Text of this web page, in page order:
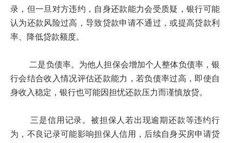
录，但一旦对方违约，自身还款能力会受质疑，银行可能
认为还款风险过高，导致贷款申请不通过，或提高贷款利
率、降低贷款额度。
二是负债率。为他人担保会增加个人整体负债率，银
行会结合收入情况评估还款能力，若负债率过高，即使自
身收入稳定，银行也可能因担忧还款压力而谨慎放贷。
三是信用记录。被担保人若出现逾期还款等违约行
为，不良记录可能影响担保人信用，后续自身买房申请贷